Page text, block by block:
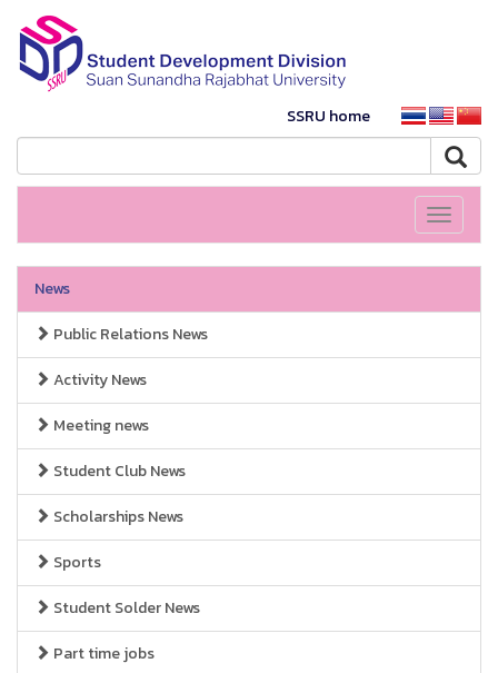
SSRU home
Toggle
News
Public Relations News
Activity News
Meeting news
Student Club News
Scholarships News
Sports
Student Solder News
Part time jobs